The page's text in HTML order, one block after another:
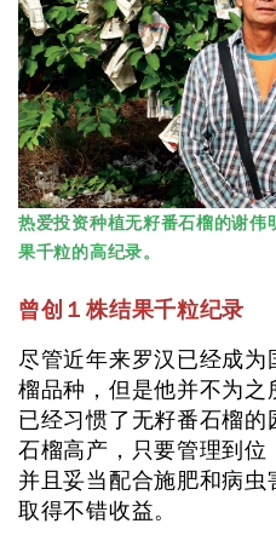
热爱投资种植无籽番石榴的谢伟
果千粒的高纪录。
曾创１株结果千粒纪录
尽管近年来罗汉已经成
榴品种，但是他并不为
已经习惯了无籽番石榴
石榴高产，只要管理到位
并且妥当配合施肥和病
取得不错收益。